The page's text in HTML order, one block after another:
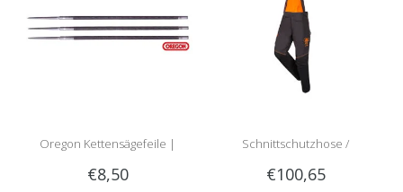
Oregon Kettensägefeile |
Rundfeile
€8,50
Schnittschutzhose /
Schnittschutzlatzhose Sip
€100,65